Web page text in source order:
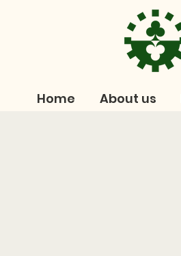
Home About us